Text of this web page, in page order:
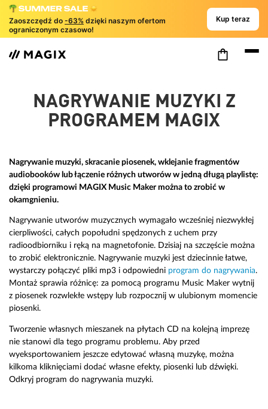
Zaoszczędź do -63% dzięki naszym ofertom
ograniczonym czasowo!
Kup teraz
NAGRYWANIE MUZYKI Z
PROGRAMEM MAGIX
Nagrywanie muzyki, skracanie piosenek, wklejanie fragmentów
audiobooków lub łączenie różnych utworów w jedną długą playlistę:
dzięki programowi MAGIX Music Maker można to zrobić w
okamgnieniu.
Nagrywanie utworów muzycznych wymagało wcześniej niezwykłej
cierpliwości, całych popołudni spędzonych z uchem przy
radioodbiorniku i ręką na magnetofonie. Dzisiaj na szczęście można
to zrobić elektronicznie. Nagrywanie muzyki jest dziecinnie łatwe,
wystarczy połączyć pliki mp3 i odpowiedni program do nagrywania.
Montaż sprawia różnicę: za pomocą programu Music Maker wytnij
z piosenek rozwlekłe wstępy lub rozpocznij w ulubionym momencie
piosenki.
Tworzenie własnych mieszanek na płytach CD na kolejną imprezę
nie stanowi dla tego programu problemu. Aby przed
wyeksportowaniem jeszcze edytować własną muzykę, można
kilkoma kliknięciami dodać własne efekty, piosenki lub dźwięki.
Odkryj program do nagrywania muzyki.